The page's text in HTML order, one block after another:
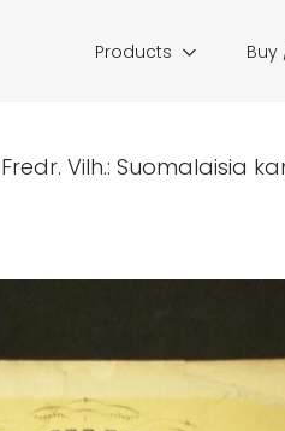
Products Buy
Vilh.: Suomalaisia